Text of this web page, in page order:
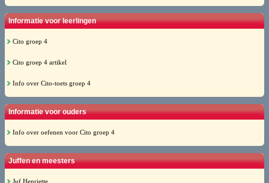
Informatie voor leerlingen
Cito groep 4
Cito groep 4 artikel
Info over Cito-toets groep 4
Informatie voor ouders
Info over oefenen voor Cito groep 4
Juffen en meesters
Juf Henriette